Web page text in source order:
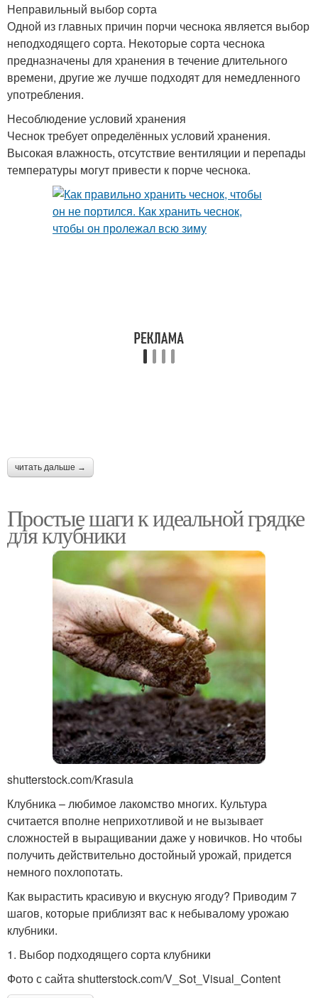
Неправильный выбор сорта
Одной из главных причин порчи чеснока является выбор
неподходящего сорта. Некоторые сорта чеснока
предназначены для хранения в течение длительного
времени, другие же лучше подходят для немедленного
употребления.
Несоблюдение условий хранения
Чеснок требует определённых условий хранения.
Высокая влажность, отсутствие вентиляции и перепады
температуры могут привести к порче чеснока.
читать дальше →
Простые шаги к идеальной грядке
для клубники
shutterstock.com/Krasula
Клубника – любимое лакомство многих. Культура
считается вполне неприхотливой и не вызывает
сложностей в выращивании даже у новичков. Но чтобы
получить действительно достойный урожай, придется
немного похлопотать.
Как вырастить красивую и вкусную ягоду? Приводим 7
шагов, которые приблизят вас к небывалому урожаю
клубники.
1. Выбор подходящего сорта клубники
Фото с сайта shutterstock.com/V_Sot_Visual_Content